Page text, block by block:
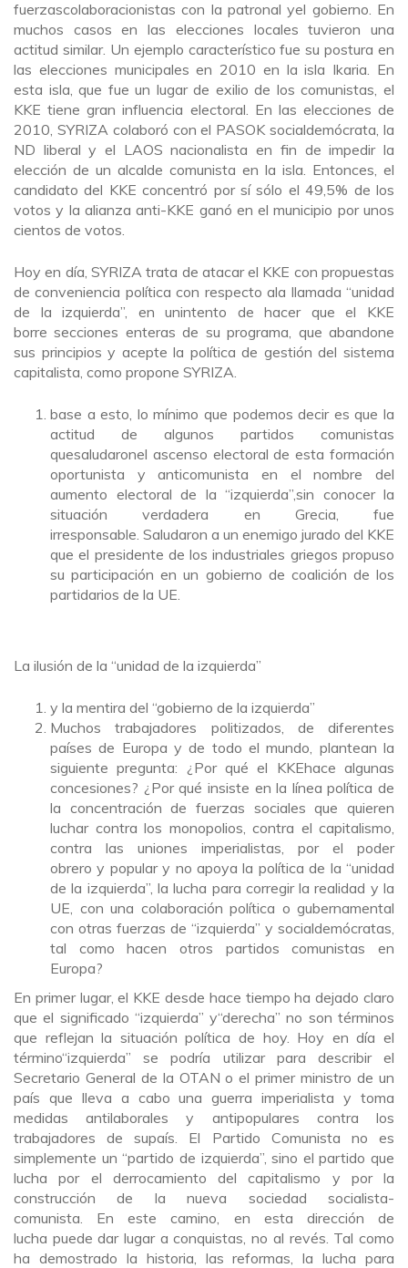
fuerzascolaboracionistas con la patronal yel gobierno. En
muchos casos en las elecciones locales tuvieron una
actitud similar. Un ejemplo característico fue su postura en
las elecciones municipales en 2010 en la isla Ikaria. En
esta isla, que fue un lugar de exilio de los comunistas, el
KKE tiene gran influencia electoral. En las elecciones de
2010, SYRIZA colaboró con el PASOK socialdemócrata, la
ND liberal y el LAOS nacionalista en fin de impedir la
elección de un alcalde comunista en la isla. Entonces, el
candidato del KKE concentró por sí sólo el 49,5% de los
votos y la alianza anti-KKE ganó en el municipio por unos
cientos de votos.
Hoy en día, SYRIZA trata de atacar el KKE con propuestas
de conveniencia política con respecto ala llamada “unidad
de la izquierda”, en unintento de hacer que el KKE
borre secciones enteras de su programa, que abandone
sus principios y acepte la política de gestión del sistema
capitalista, como propone SYRIZA.
base a esto, lo mínimo que podemos decir es que la
actitud de algunos partidos comunistas
quesaludaronel ascenso electoral de esta formación
oportunista y anticomunista en el nombre del
aumento electoral de la “izquierda”,sin conocer la
situación verdadera en Grecia, fue
irresponsable. Saludaron a un enemigo jurado del KKE
que el presidente de los industriales griegos propuso
su participación en un gobierno de coalición de los
partidarios de la UE.
La ilusión de la “unidad de la izquierda”
y la mentira del “gobierno de la izquierda”
Muchos trabajadores politizados, de diferentes
países de Europa y de todo el mundo, plantean la
siguiente pregunta: ¿Por qué el KKEhace algunas
concesiones? ¿Por qué insiste en la línea política de
la concentración de fuerzas sociales que quieren
luchar contra los monopolios, contra el capitalismo,
contra las uniones imperialistas, por el poder
obrero y popular y no apoya la política de la “unidad
de la izquierda”, la lucha para corregir la realidad y la
UE, con una colaboración política o gubernamental
con otras fuerzas de “izquierda” y socialdemócratas,
tal como hacen otros partidos comunistas en
Europa?
En primer lugar, el KKE desde hace tiempo ha dejado claro
que el significado “izquierda” y“derecha” no son términos
que reflejan la situación política de hoy. Hoy en día el
término“izquierda” se podría utilizar para describir el
Secretario General de la OTAN o el primer ministro de un
país que lleva a cabo una guerra imperialista y toma
medidas antilaborales y antipopulares contra los
trabajadores de supaís. El Partido Comunista no es
simplemente un “partido de izquierda”, sino el partido que
lucha por el derrocamiento del capitalismo y por la
construcción de la nueva sociedad socialista-
comunista. En este camino, en esta dirección de
lucha puede dar lugar a conquistas, no al revés. Tal como
ha demostrado la historia, las reformas, la lucha para